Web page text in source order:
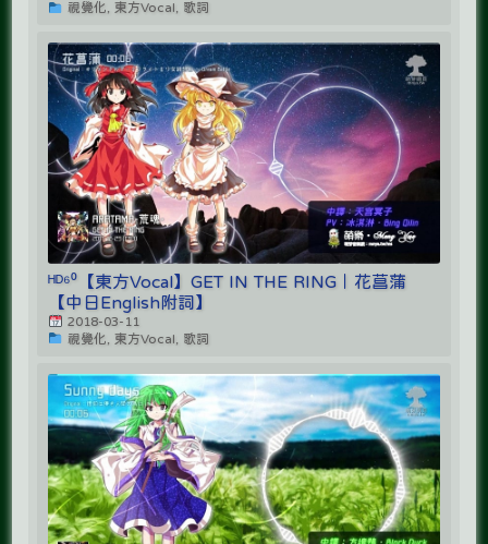
視覺化, 東方Vocal, 歌詞
ᴴᴰ⁶⁰【東方Vocal】GET IN THE RING｜花菖蒲
【中日English附詞】
2018-03-11
視覺化, 東方Vocal, 歌詞